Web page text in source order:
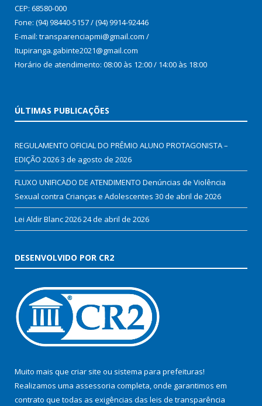
CEP: 68580-000
Fone: (94) 98440-5157 / (94) 9914-92446
E-mail: transparenciapmi@gmail.com /
Itupiranga.gabinte2021@gmail.com
Horário de atendimento: 08:00 às 12:00 / 14:00 às 18:00
ÚLTIMAS PUBLICAÇÕES
REGULAMENTO OFICIAL DO PRÊMIO ALUNO PROTAGONISTA –
EDIÇÃO 20263 de agosto de 2026
FLUXO UNIFICADO DE ATENDIMENTO Denúncias de Violência
Sexual contra Crianças e Adolescentes 30 de abril de 2026
Lei Aldir Blanc 202624 de abril de 2026
DESENVOLVIDO POR CR2
Muito mais que criar site ou sistema para prefeituras!
Realizamos uma assessoria completa, onde garantimos em
contrato que todas as exigências das leis de transparência